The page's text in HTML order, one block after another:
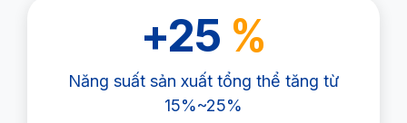
+25 %
Năng suất sản xuất tổng thể tăng từ
15%~25%